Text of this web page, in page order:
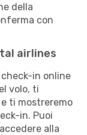
della
con
airlines
in online
volo, ti
ti mostreremo
in. Puoi
alla